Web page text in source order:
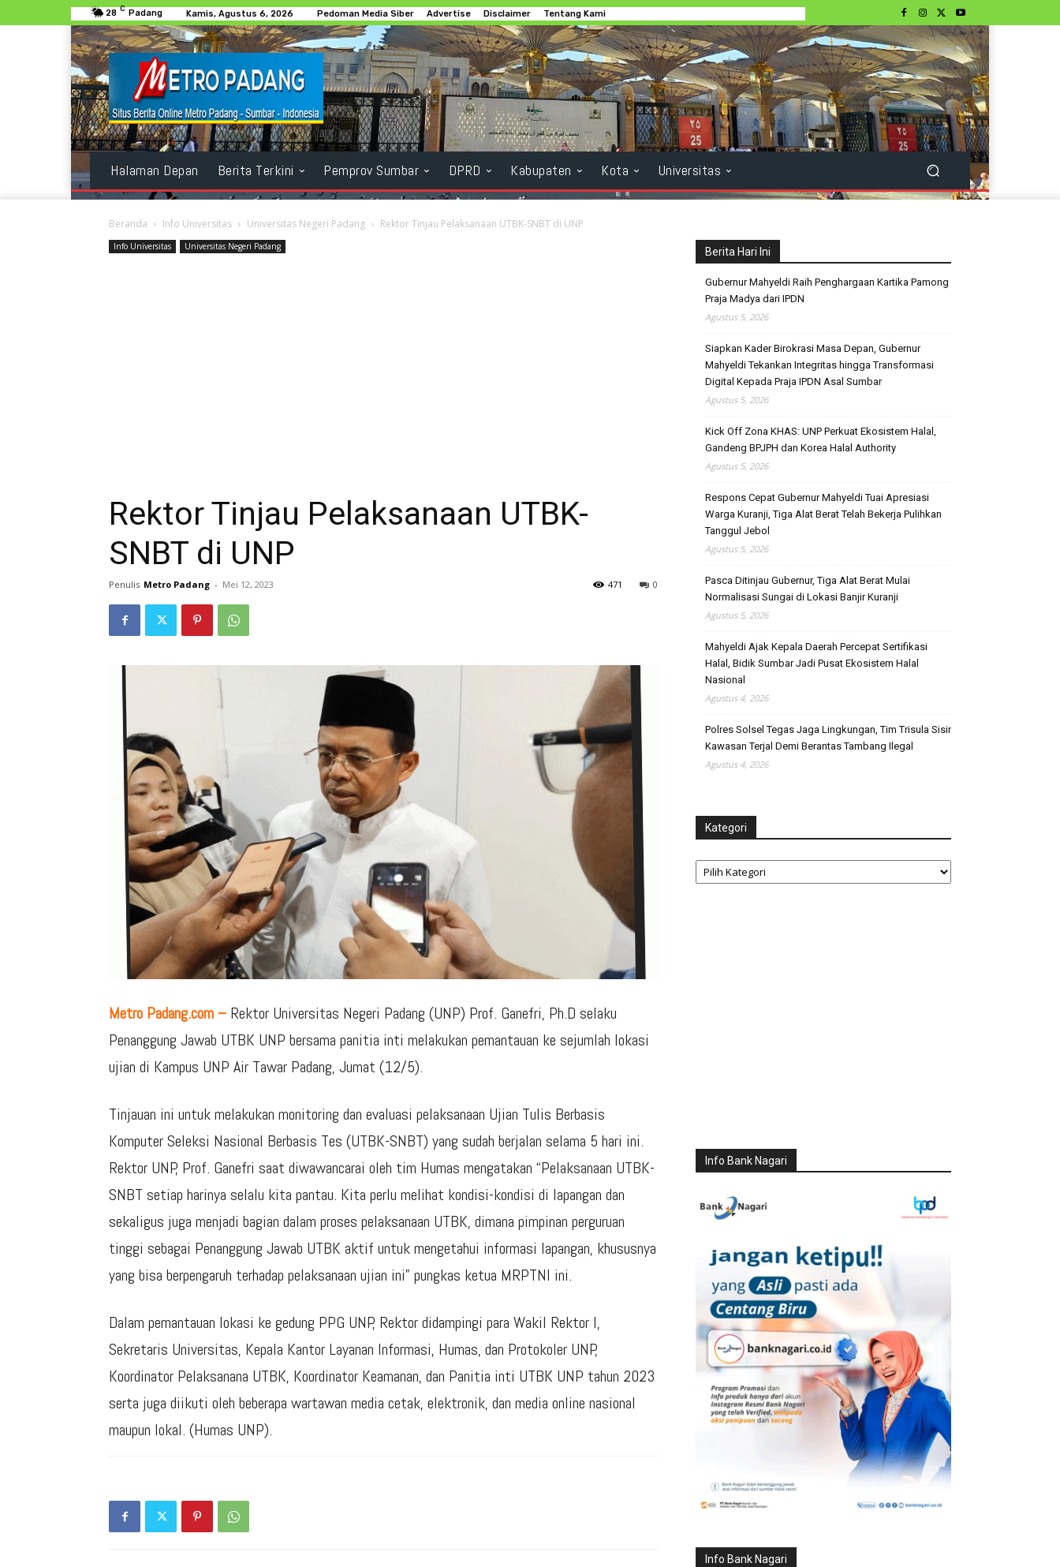
28 C Padang Kamis, Agustus 6, 2026 Pedoman Media Siber Advertise Disclaimer Tentang Kami
Halaman Depan Berita Terkini Pemprov Sumbar DPRD Kabupaten Kota Universitas
Beranda Info Universitas Universitas Negeri Padang Rektor Tinjau Pelaksanaan UTBK-SNBT di UNP
Info Universitas Universitas Negeri Padang
Rektor Tinjau Pelaksanaan UTBK-
SNBT di UNP
Penulis Metro Padang - Mei 12, 2023 0
471
Metro Padang.com – Rektor Universitas Negeri Padang (UNP) Prof. Ganefri, Ph.D selaku
Penanggung Jawab UTBK UNP bersama panitia inti melakukan pemantauan ke sejumlah lokasi
ujian di Kampus UNP Air Tawar Padang, Jumat (12/5).
Tinjauan ini untuk melakukan monitoring dan evaluasi pelaksanaan Ujian Tulis Berbasis
Komputer Seleksi Nasional Berbasis Tes (UTBK-SNBT) yang sudah berjalan selama 5 hari ini.
Rektor UNP, Prof. Ganefri saat diwawancarai oleh tim Humas mengatakan “Pelaksanaan UTBK-
SNBT setiap harinya selalu kita pantau. Kita perlu melihat kondisi-kondisi di lapangan dan
sekaligus juga menjadi bagian dalam proses pelaksanaan UTBK, dimana pimpinan perguruan
tinggi sebagai Penanggung Jawab UTBK aktif untuk mengetahui informasi lapangan, khususnya
yang bisa berpengaruh terhadap pelaksanaan ujian ini” pungkas ketua MRPTNI ini.
Dalam pemantauan lokasi ke gedung PPG UNP, Rektor didampingi para Wakil Rektor I,
Sekretaris Universitas, Kepala Kantor Layanan Informasi, Humas, dan Protokoler UNP,
Koordinator Pelaksanana UTBK, Koordinator Keamanan, dan Panitia inti UTBK UNP tahun 2023
serta juga diikuti oleh beberapa wartawan media cetak, elektronik, dan media online nasional
maupun lokal. (Humas UNP).
Berita Hari Ini
Gubernur Mahyeldi Raih Penghargaan Kartika Pamong
Praja Madya dari IPDN
Agustus 5, 2026
Siapkan Kader Birokrasi Masa Depan, Gubernur
Mahyeldi Tekankan Integritas hingga Transformasi
Digital Kepada Praja IPDN Asal Sumbar
Agustus 5, 2026
Kick Off Zona KHAS: UNP Perkuat Ekosistem Halal,
Gandeng BPJPH dan Korea Halal Authority
Agustus 5, 2026
Respons Cepat Gubernur Mahyeldi Tuai Apresiasi
Warga Kuranji, Tiga Alat Berat Telah Bekerja Pulihkan
Tanggul Jebol
Agustus 5, 2026
Pasca Ditinjau Gubernur, Tiga Alat Berat Mulai
Normalisasi Sungai di Lokasi Banjir Kuranji
Agustus 5, 2026
Mahyeldi Ajak Kepala Daerah Percepat Sertifikasi
Halal, Bidik Sumbar Jadi Pusat Ekosistem Halal
Nasional
Agustus 4, 2026
Polres Solsel Tegas Jaga Lingkungan, Tim Trisula Sisir
Kawasan Terjal Demi Berantas Tambang Ilegal
Agustus 4, 2026
Kategori
Kategori
Info Bank Nagari
Info Bank Nagari